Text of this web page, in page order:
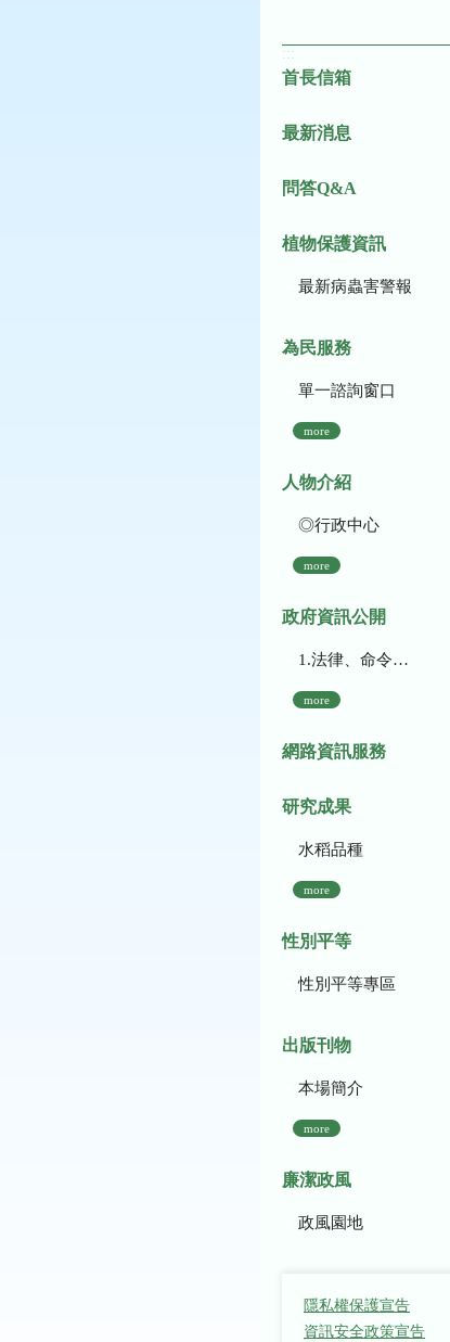
首長信箱
最新消息
問答Q&A
植物保護資訊
最新病蟲害警報
為民服務
單一諮詢窗口
more
人物介紹
◎行政中心
more
政府資訊公開
1.法律、命令、法規命令
more
網路資訊服務
研究成果
水稻品種
more
性別平等
性別平等專區
出版刊物
本場簡介
more
廉潔政風
政風園地
隱私權保護宣告
資訊安全政策宣告